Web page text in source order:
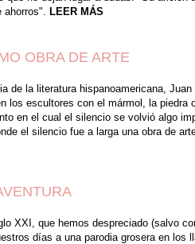
LEER MÁS
OBRA DE ARTE
de la literatura hispanoamericana, Juan
los escultores con el mármol, la
en el cual el silencio se volvió algo
el silencio fue a larga una obra de
XXI, que hemos despreciado (salvo
días a una parodia grosera en los